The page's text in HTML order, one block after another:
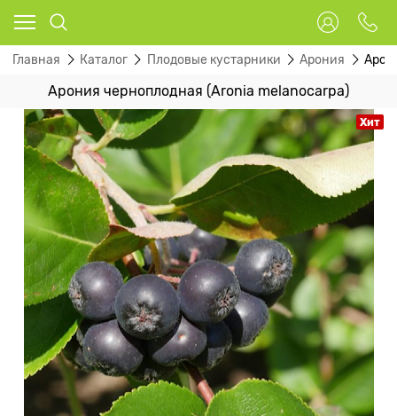
Главная Каталог Плодовые кустарники Арония
Арония черноплодная (Aronia melanocarpa)
Хит